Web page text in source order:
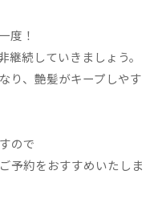
度！
続していきましょう。
り、艶髪がキープしやす
ので
予約をおすすめいたしま